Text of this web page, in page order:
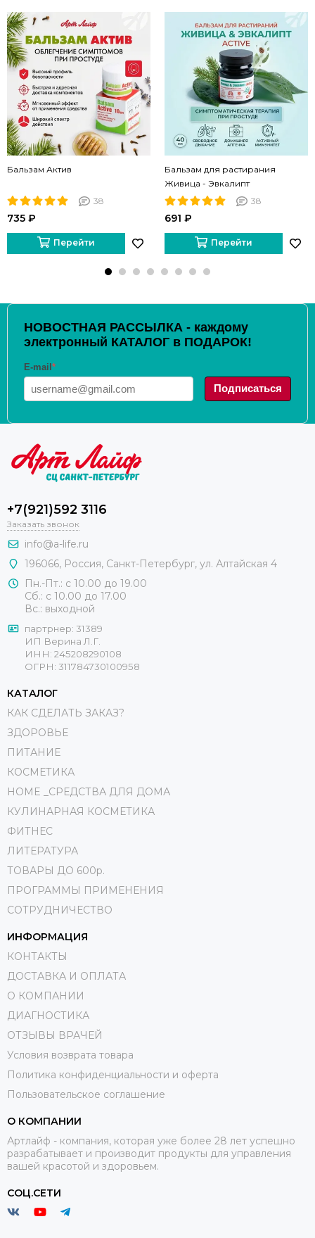
Бальзам Актив
38
735 ₽
Перейти
Бальзам для растирания
Живица - Эвкалипт
38
691 ₽
Перейти
НОВОСТНАЯ РАССЫЛКА - каждому
электронный КАТАЛОГ в ПОДАРОК!
E-mail *
Подписаться
+7(921)592 3116
Заказать звонок
info@a-life.ru
196066, Россия, Санкт-Петербург, ул. Алтайская 4
Пн.-Пт.: с 10.00 до 19.00
Сб.: с 10.00 до 17.00
Вс.: выходной
партрнер: 31389
ИП Верина Л.Г.
ИНН: 245208290108
ОГРН: 311784730100958
КАТАЛОГ
КАК СДЕЛАТЬ ЗАКАЗ?
ЗДОРОВЬЕ
ПИТАНИЕ
КОСМЕТИКА
HOME _СРЕДСТВА ДЛЯ ДОМА
КУЛИНАРНАЯ КОСМЕТИКА
ФИТНЕС
ЛИТЕРАТУРА
ТОВАРЫ ДО 600р.
ПРОГРАММЫ ПРИМЕНЕНИЯ
СОТРУДНИЧЕСТВО
ИНФОРМАЦИЯ
КОНТАКТЫ
ДОСТАВКА И ОПЛАТА
О КОМПАНИИ
ДИАГНОСТИКА
ОТЗЫВЫ ВРАЧЕЙ
Условия возврата товара
Политика конфиденциальности и оферта
Пользовательское соглашение
О КОМПАНИИ
Артлайф - компания, которая уже более 28 лет успешно
разрабатывает и производит продукты для управления
вашей красотой и здоровьем.
СОЦ.СЕТИ